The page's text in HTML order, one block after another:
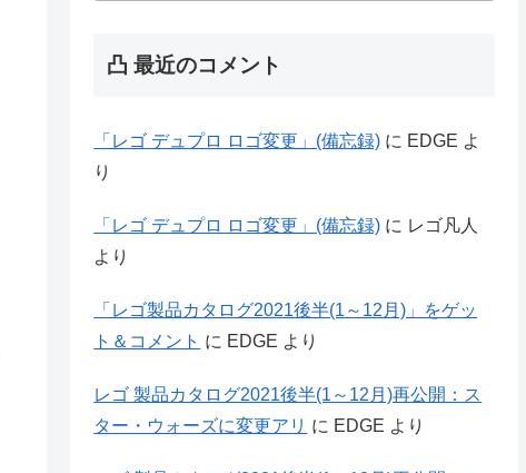
凸 最近のコメント
「レゴ デュプロ ロゴ変更」(備忘録) に EDGE よ
り
「レゴ デュプロ ロゴ変更」(備忘録) に レゴ凡人
より
「レゴ製品カタログ2021後半(1～12月)」をゲッ
ト＆コメント に EDGE より
レゴ 製品カタログ2021後半(1～12月)再公開：ス
ター・ウォーズに変更アリ に EDGE より